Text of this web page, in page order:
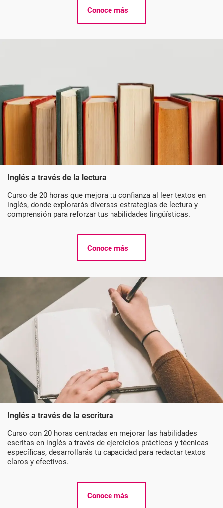
Conoce más
Inglés a través de la lectura
Curso de 20 horas que mejora tu confianza al leer textos en
inglés, donde explorarás diversas estrategias de lectura y
comprensión para reforzar tus habilidades lingüísticas.
Conoce más
Inglés a través de la escritura
Curso con 20 horas centradas en mejorar las habilidades
escritas en inglés a través de ejercicios prácticos y técnicas
específicas, desarrollarás tu capacidad para redactar textos
claros y efectivos.
Conoce más